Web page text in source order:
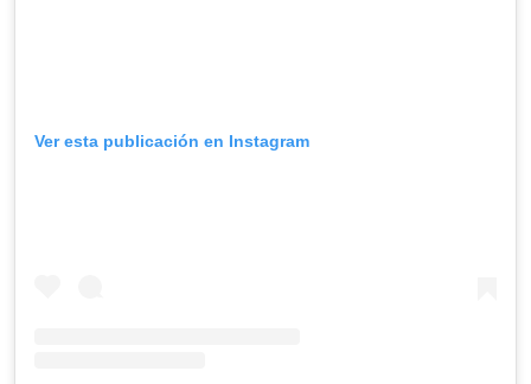
Ver esta publicación en Instagram